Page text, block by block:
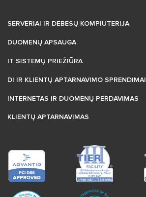
SERVERIAI IR DEBESŲ KOMPIUTERIJA
DUOMENŲ APSAUGA
IT SISTEMŲ PRIEŽIŪRA
DI IR KLIENTŲ APTARNAVIMO SPRENDIMAI
INTERNETAS IR DUOMENŲ PERDAVIMAS
KLIENTŲ APTARNAVIMAS